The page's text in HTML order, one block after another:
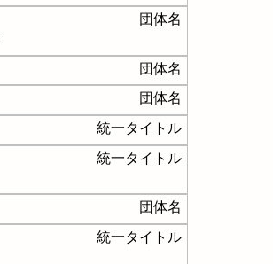
団体名
団体名
団体名
統一タイトル
統一タイトル
団体名
統一タイトル